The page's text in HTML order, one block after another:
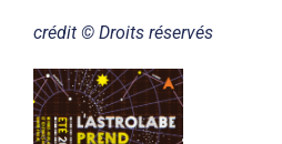
crédit © Droits réservés